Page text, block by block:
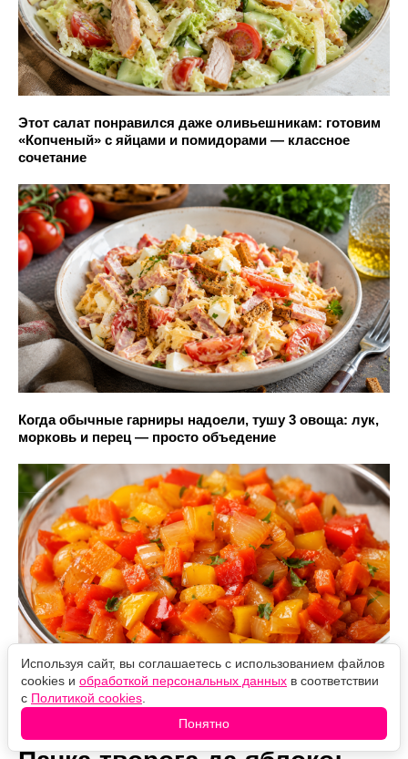
Этот салат понравился даже оливьешникам: готовим
«Копченый» с яйцами и помидорами — классное
сочетание
Когда обычные гарниры надоели, тушу 3 овоща: лук,
морковь и перец — просто объедение
Используя сайт, вы соглашаетесь с использованием файлов
cookies и обработкой персональных данных в соответствии
с Политикой cookies
Понятно